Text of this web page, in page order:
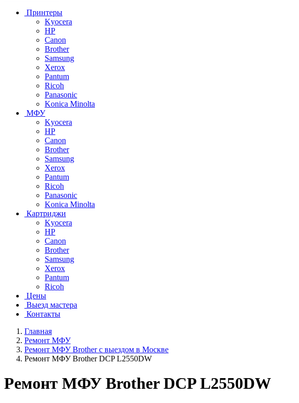
Принтеры
Kyocera
HP
Canon
Brother
Samsung
Xerox
Pantum
Ricoh
Panasonic
Konica Minolta
МФУ
Kyocera
HP
Canon
Brother
Samsung
Xerox
Pantum
Ricoh
Panasonic
Konica Minolta
Картриджи
Kyocera
HP
Canon
Brother
Samsung
Xerox
Pantum
Ricoh
Цены
Выезд мастера
Контакты
Главная
Ремонт МФУ
Ремонт МФУ Brother с выездом в Москве
Ремонт МФУ Brother DCP L2550DW
Ремонт МФУ Brother DCP L2550DW